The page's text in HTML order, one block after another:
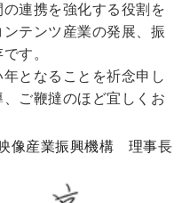
連携を強化する役割を
テンツ産業の発展、振
す。
となることを祈念申し
、ご鞭撻のほど宜しくお
像産業振興機構 理事長